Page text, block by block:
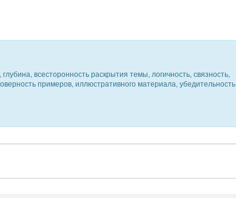
всесторонность раскрытия темы, логичность, связность,
примеров, иллюстративного материала, убедительность